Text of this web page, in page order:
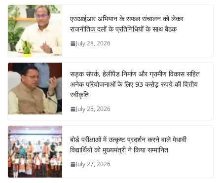
एसआईआर अभियान के सफल संचालन को लेकर
राजनीतिक दलों के प्रतिनिधियों के साथ बैठक
July 28, 2026
सड़क संपर्क, हेलीपैड निर्माण और ग्रामीण विकास सहित
अनेक परियोजनाओं के लिए 93 करोड़ रुपये की वित्तीय
स्वीकृति
July 28, 2026
बोर्ड परीक्षाओं में उत्कृष्ट प्रदर्शन करने वाले मेधावी
विद्यार्थियों को मुख्यमंत्री ने किया सम्मानित
July 27, 2026